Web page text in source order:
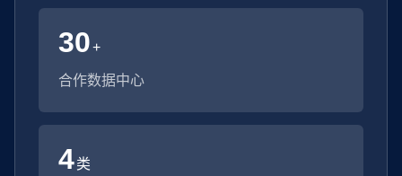
30+
合作数据中心
4类